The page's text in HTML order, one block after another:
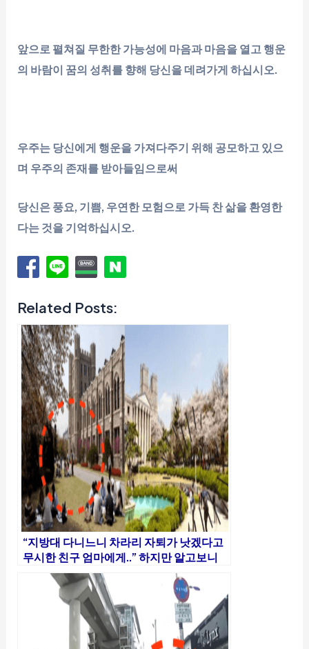
앞으로 펼쳐질 무한한 가능성에 마음과 마음을 열고 행운
의 바람이 꿈의 성취를 향해 당신을 데려가게 하십시오.
우주는 당신에게 행운을 가져다주기 위해 공모하고 있으
며 우주의 존재를 받아들임으로써
당신은 풍요, 기쁨, 우연한 모험으로 가득 찬 삶을 환영한
다는 것을 기억하십시오.
Related Posts:
“지방대 다니느니 차라리 자퇴가 낫겠다고
무시한 친구 엄마에게..” 하지만 알고보니
다른 이유가..